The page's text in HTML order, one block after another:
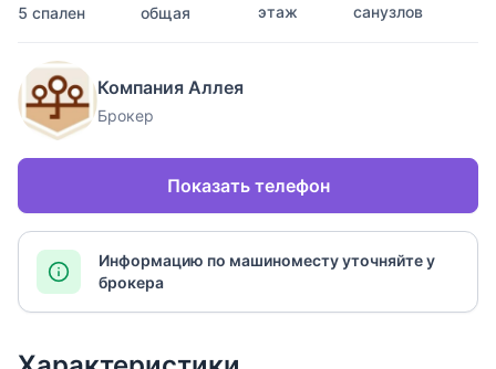
5 спален
общая этаж санузлов
Компания Аллея
Брокер
Показать телефон
Информацию по машиноместу уточняйте у
брокера